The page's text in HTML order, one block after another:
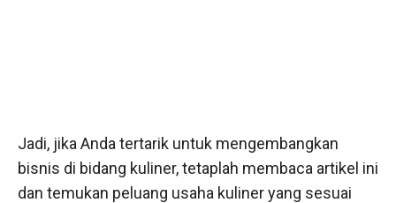
Jadi, jika Anda tertarik untuk mengembangkan
bisnis di bidang kuliner, tetaplah membaca artikel ini
dan temukan peluang usaha kuliner yang sesuai